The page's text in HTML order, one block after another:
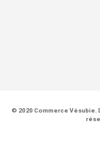
© 2020 Commerce Vésubie